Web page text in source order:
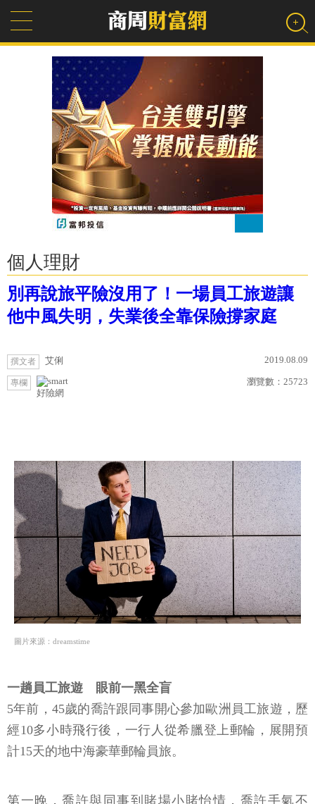
個人理財
別再說旅平險沒用了！一場員工旅遊讓
他中風失明，失業後全靠保險撐家庭
撰文者 艾俐 2019.08.09
專欄
好險網
瀏覽數： 25723
圖片來源：dreamstime
一趟員工旅遊 眼前一黑全盲
5年前，45歲的喬許跟同事開心參加歐洲員工旅遊，歷
經10多小時飛行後，一行人從希臘登上郵輪，展開預
計15天的地中海豪華郵輪員旅。
第一晚，喬許與同事到賭場小賭怡情，喬許手氣不